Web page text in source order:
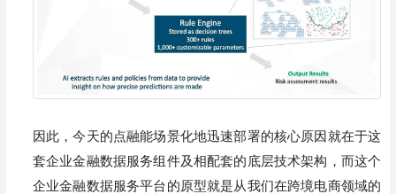
因此，今天的点融能场景化地迅速部署的核心原因就在于这
套企业金融数据服务组件及相配套的底层技术架构，而这个
企业金融数据服务平台的原型就是从我们在跨境电商领域的